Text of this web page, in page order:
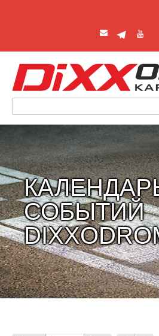
СОБЫТИЙ